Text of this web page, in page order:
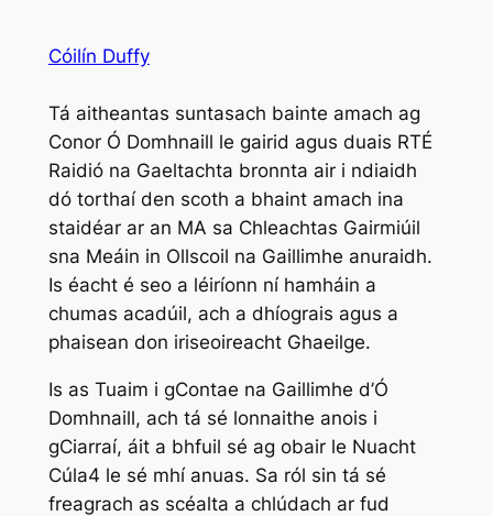
Cóilín Duffy
Tá aitheantas suntasach bainte amach ag
Conor Ó Domhnaill le gairid agus duais RTÉ
Raidió na Gaeltachta bronnta air i ndiaidh
dó torthaí den scoth a bhaint amach ina
staidéar ar an MA sa Chleachtas Gairmiúil
sna Meáin in Ollscoil na Gaillimhe anuraidh.
Is éacht é seo a léiríonn ní hamháin a
chumas acadúil, ach a dhíograis agus a
phaisean don iriseoireacht Ghaeilge.
Is as Tuaim i gContae na Gaillimhe d’Ó
Domhnaill, ach tá sé lonnaithe anois i
gCiarraí, áit a bhfuil sé ag obair le Nuacht
Cúla4 le sé mhí anuas. Sa ról sin tá sé
freagrach as scéalta a chlúdach ar fud